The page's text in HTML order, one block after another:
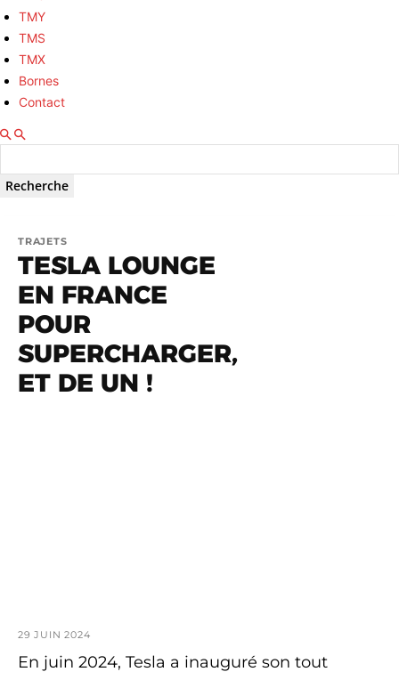
TMY
TMS
TMX
Bornes
Contact
TRAJETS
TESLA LOUNGE
EN FRANCE
POUR
SUPERCHARGER,
ET DE UN !
29 JUIN 2024
En juin 2024, Tesla a inauguré son tout